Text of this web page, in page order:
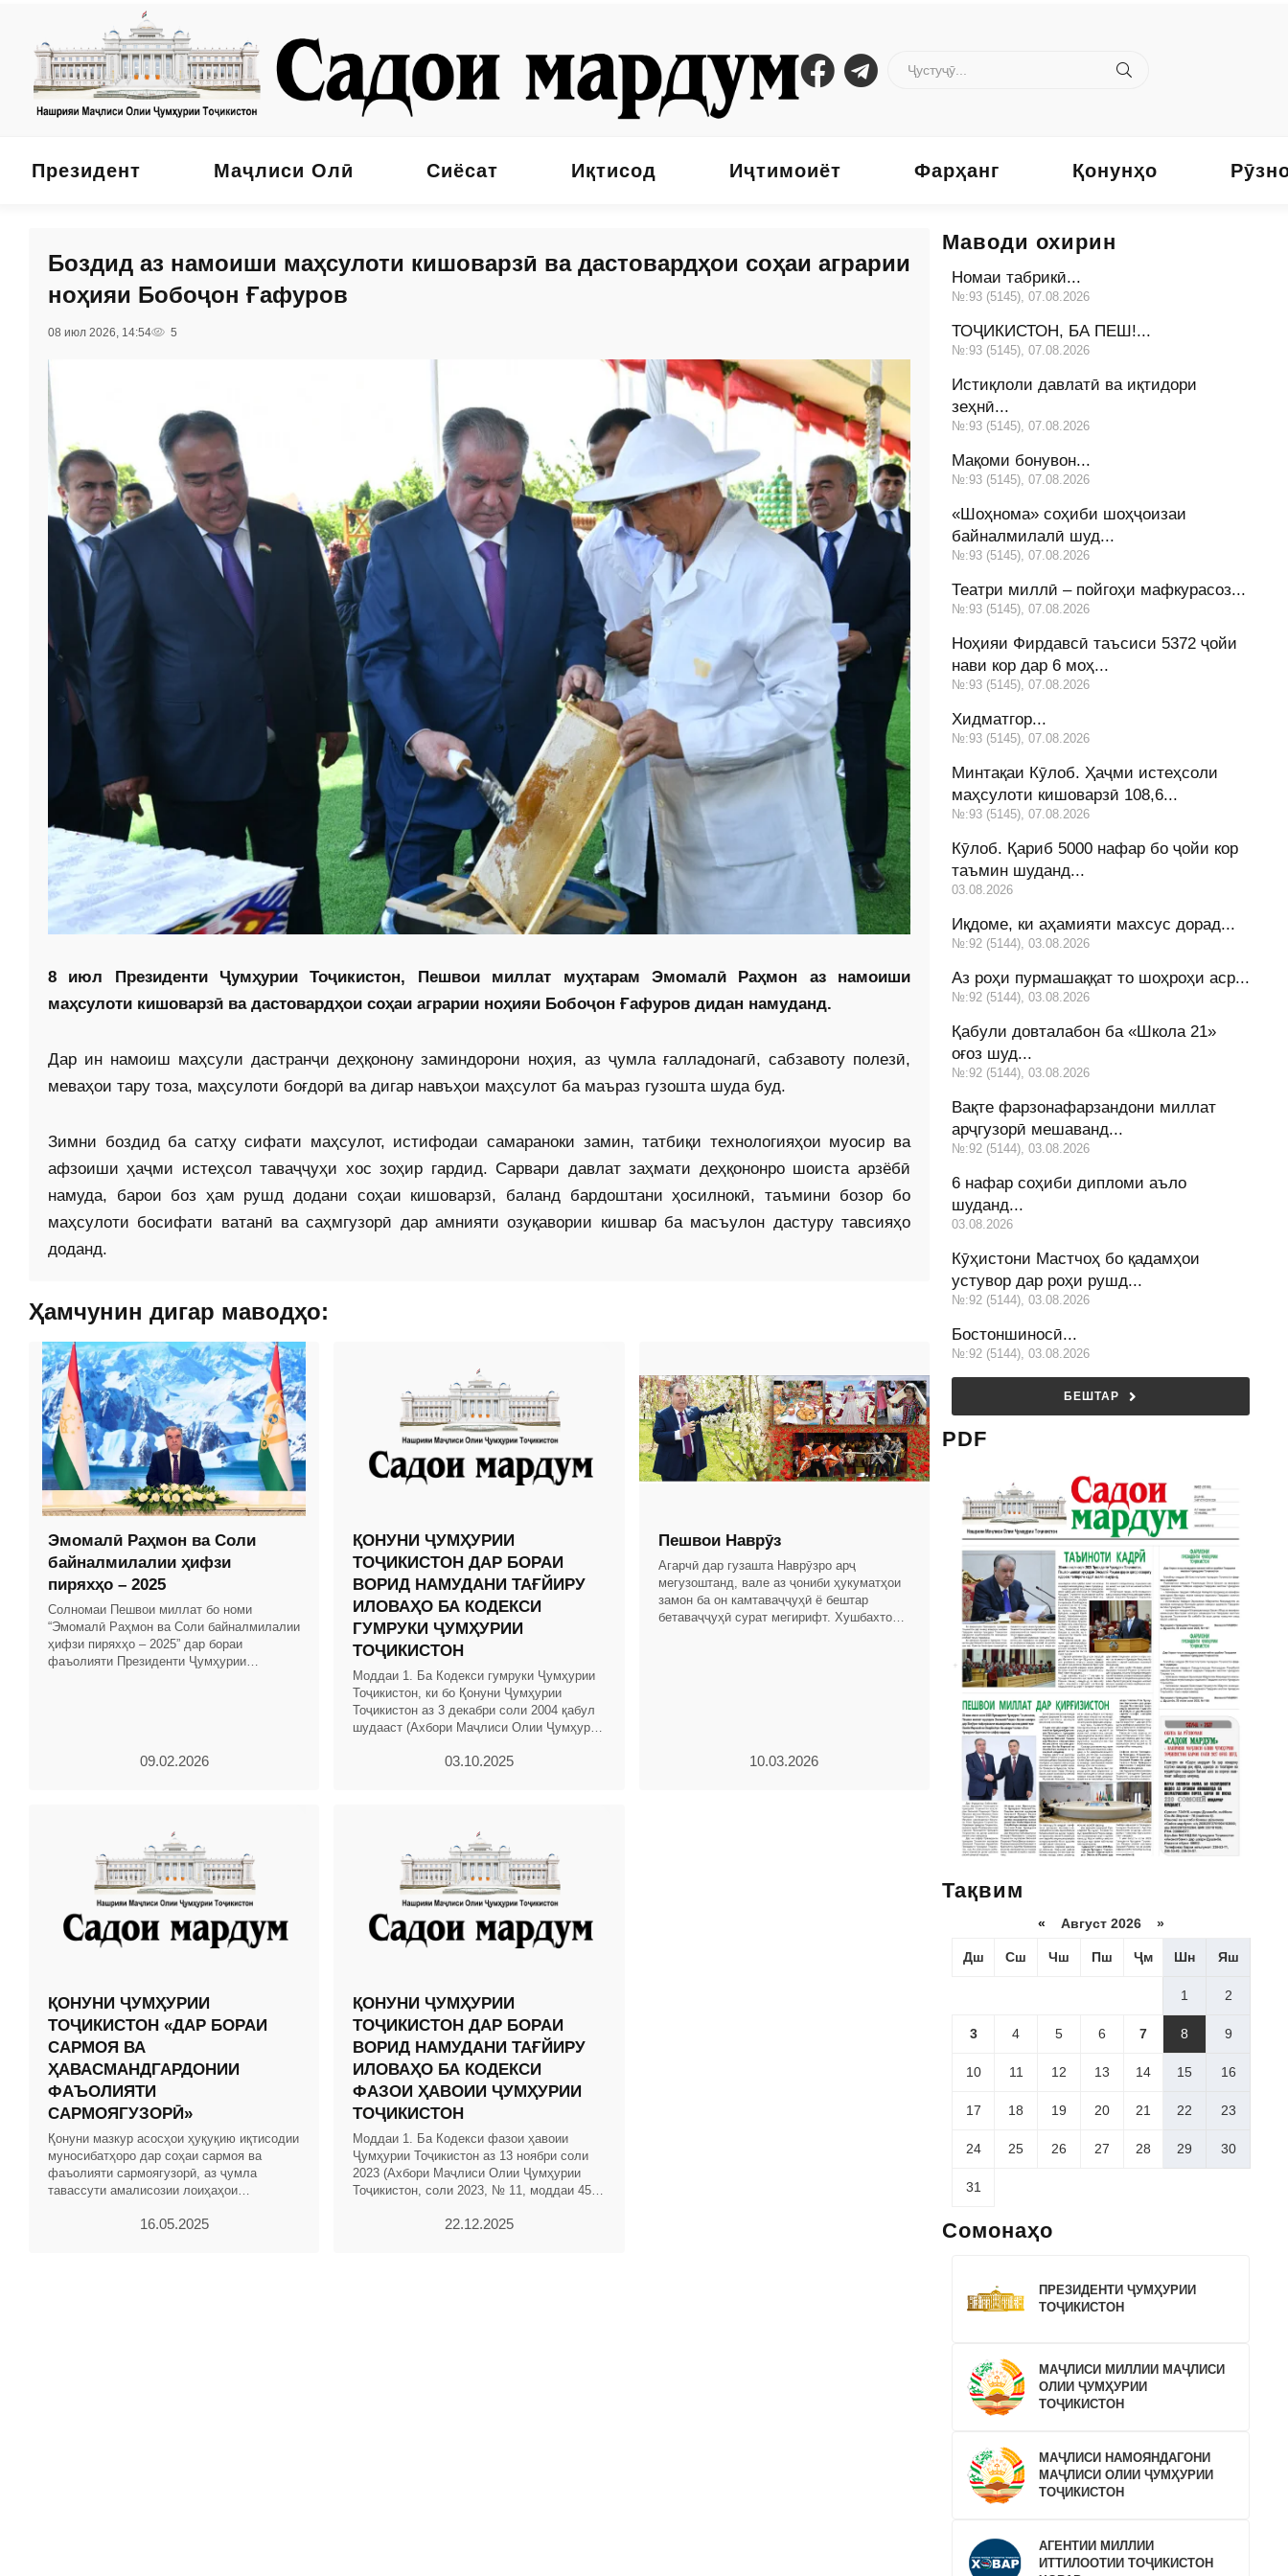
Президент Маҷлиси Олӣ Сиёсат Иқтисод Иҷтимоиёт Фарҳанг Қонунҳо
Боздид аз намоиши маҳсулоти кишоварзӣ ва дастовардҳои соҳаи аграрии
ноҳияи Бобоҷон Ғафуров
08 июл 2026, 14:54 5
8 июл Президенти Ҷумҳурии Тоҷикистон, Пешвои миллат муҳтарам Эмомалӣ Раҳмон аз намоиши
маҳсулоти кишоварзӣ ва дастовардҳои соҳаи аграрии ноҳияи Бобоҷон Ғафуров дидан намуданд.
Дар ин намоиш маҳсули дастранҷи деҳқонону заминдорони ноҳия, аз ҷумла ғалладонагӣ, сабзавоту полезӣ,
меваҳои тару тоза, маҳсулоти боғдорӣ ва дигар навъҳои маҳсулот ба маъраз гузошта шуда буд.
Зимни боздид ба сатҳу сифати маҳсулот, истифодаи самараноки замин, татбиқи технологияҳои муосир ва
афзоиши ҳаҷми истеҳсол таваҷҷуҳи хос зоҳир гардид. Сарвари давлат заҳмати деҳқононро шоиста арзёбӣ
намуда, барои боз ҳам рушд додани соҳаи кишоварзӣ, баланд бардоштани ҳосилнокӣ, таъмини бозор бо
маҳсулоти босифати ватанӣ ва саҳмгузорӣ дар амнияти озуқавории кишвар ба масъулон дастуру тавсияҳо
доданд.
Ҳамчунин дигар маводҳо:
Эмомалӣ Раҳмон ва Соли
байналмилалии ҳифзи
пиряхҳо – 2025
Солномаи Пешвои миллат бо номи
“Эмомалӣ Раҳмон ва Соли байналмилалии
ҳифзи пиряхҳо – 2025” дар бораи
фаъолияти Президенти Ҷумҳурии
09.02.2026
ҚОНУНИ ҶУМҲУРИИ
ТОҶИКИСТОН ДАР БОРАИ
ВОРИД НАМУДАНИ ТАҒЙИРУ
ИЛОВАҲО БА КОДЕКСИ
ГУМРУКИ ҶУМҲУРИИ
ТОҶИКИСТОН
Моддаи 1. Ба Кодекси гумруки Ҷумҳурии
Тоҷикистон, ки бо Қонуни Ҷумҳурии
Тоҷикистон аз 3 декабри соли 2004 қабул
шудааст (Ахбори Маҷлиси Олии Ҷумҳурии
03.10.2025
Пешвои Наврӯз
Агарчӣ дар гузашта Наврӯзро арҷ
мегузоштанд, вале аз ҷониби ҳукуматҳои
замон ба он камтаваҷҷуҳӣ ё бештар
бетаваҷҷуҳӣ сурат мегирифт. Хушбахтона,
10.03.2026
ҚОНУНИ ҶУМҲУРИИ
ТОҶИКИСТОН «ДАР БОРАИ
САРМОЯ ВА
ҲАВАСМАНДГАРДОНИИ
ФАЪОЛИЯТИ
САРМОЯГУЗОРӢ»
Қонуни мазкур асосҳои ҳуқуқию иқтисодии
муносибатҳоро дар соҳаи сармоя ва
фаъолияти сармоягузорӣ, аз ҷумла
тавассути амалисозии лоиҳаҳои
ҳавасмандгардонӣ ва16.05.2025
ҚОНУНИ ҶУМҲУРИИ
ТОҶИКИСТОН ДАР БОРАИ
ВОРИД НАМУДАНИ ТАҒЙИРУ
ИЛОВАҲО БА КОДЕКСИ
ФАЗОИ ҲАВОИИ ҶУМҲУРИИ
ТОҶИКИСТОН
Моддаи 1. Ба Кодекси фазои ҳавоии
Ҷумҳурии Тоҷикистон аз 13 ноябри соли
2023 (Ахбори Маҷлиси Олии Ҷумҳурии
Тоҷикистон, соли 2023, № 11, моддаи 456)
22.12.2025
Маводи охирин
Номаи табрикӣ...
№:93 (5145), 07.08.2026
ТОҶИКИСТОН, БА ПЕШ!...
№:93 (5145), 07.08.2026
Истиқлоли давлатӣ ва иқтидори
зеҳнӣ...
№:93 (5145), 07.08.2026
Мақоми бонувон...
№:93 (5145), 07.08.2026
«Шоҳнома» соҳиби шоҳҷоизаи
байналмилалӣ шуд...
№:93 (5145), 07.08.2026
Театри миллӣ – пойгоҳи мафкурасоз...
№:93 (5145), 07.08.2026
Ноҳияи Фирдавсӣ таъсиси 5372 ҷойи
нави кор дар 6 моҳ...
№:93 (5145), 07.08.2026
Хидматгор...
№:93 (5145), 07.08.2026
Минтақаи Кӯлоб. Ҳаҷми истеҳсоли
маҳсулоти кишоварзӣ 108,6...
№:93 (5145), 07.08.2026
Кӯлоб. Қариб 5000 нафар бо ҷойи кор
таъмин шуданд...
03.08.2026
Иқдоме, ки аҳамияти махсус дорад...
№:92 (5144), 03.08.2026
Аз роҳи пурмашаққат то шоҳроҳи аср...
№:92 (5144), 03.08.2026
Қабули довталабон ба «Школа 21»
оғоз шуд...
№:92 (5144), 03.08.2026
Вақте фарзонафарзандони миллат
арҷгузорӣ мешаванд...
№:92 (5144), 03.08.2026
6 нафар соҳиби дипломи аъло
шуданд...
03.08.2026
Кӯҳистони Мастчоҳ бо қадамҳои
устувор дар роҳи рушд...
№:92 (5144), 03.08.2026
Бостоншиносӣ...
№:92 (5144), 03.08.2026
БЕШТАР
PDF
Тақвим
« Август 2026 »
Дш Сш Чш Пш Ҷм Шн Яш
1 2
3 4 5 6 7 8 9
10 11 12 13 14 15 16
17 18 19 20 21 22 23
24 25 26 27 28 29 30
31
Сомонаҳо
ПРЕЗИДЕНТИ ҶУМҲУРИИ
ТОҶИКИСТОН
МАҶЛИСИ МИЛЛИИ МАҶЛИСИ
ОЛИИ ҶУМҲУРИИ
ТОҶИКИСТОН
МАҶЛИСИ НАМОЯНДАГОНИ
МАҶЛИСИ ОЛИИ ҶУМҲУРИИ
ТОҶИКИСТОН
АГЕНТИИ МИЛЛИИ
ИТТИЛООТИИ ТОҶИКИСТОН